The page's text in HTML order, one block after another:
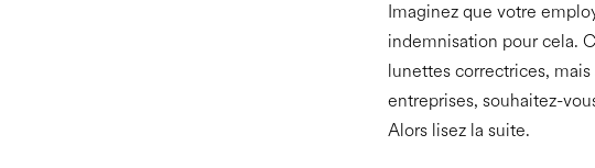
Imaginez que votre
indemnisation pour cela.
lunettes correctrices,
entreprises, souhaitez-
Alors lisez la suite.